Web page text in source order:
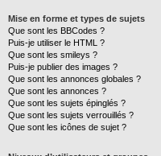
Mise en forme et types de sujets
Que sont les BBCodes ?
Puis-je utiliser le HTML ?
Que sont les smileys ?
Puis-je publier des images ?
Que sont les annonces globales ?
Que sont les annonces ?
Que sont les sujets épinglés ?
Que sont les sujets verrouillés ?
Que sont les icônes de sujet ?